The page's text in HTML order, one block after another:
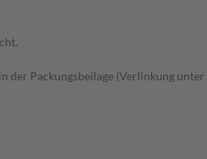
Packungsbeilage (Verlinkung unter